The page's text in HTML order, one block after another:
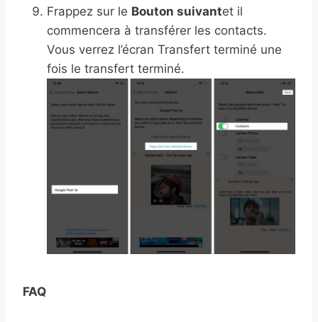
Frappez sur le Bouton suivantet il
commencera à transférer les contacts.
Vous verrez l’écran Transfert terminé une
fois le transfert terminé.
FAQ